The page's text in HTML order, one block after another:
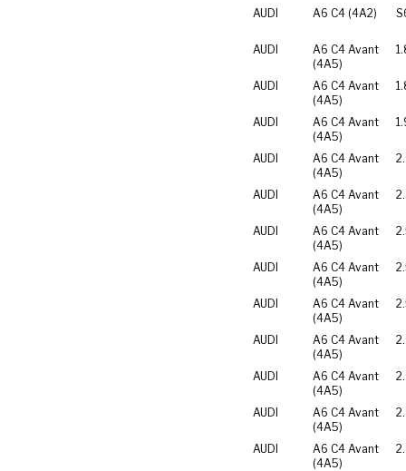
AUDI A6 C4 (4A2)
AUDI
A6 C4 Avant
(4A5)
AUDI
A6 C4 Avant
(4A5)
AUDI
A6 C4 Avant
(4A5)
AUDI
A6 C4 Avant
(4A5)
AUDI
A6 C4 Avant
(4A5)
AUDI
A6 C4 Avant
(4A5)
AUDI
A6 C4 Avant
(4A5)
AUDI
A6 C4 Avant
(4A5)
AUDI
A6 C4 Avant
(4A5)
AUDI
A6 C4 Avant
(4A5)
AUDI
A6 C4 Avant
(4A5)
AUDI
A6 C4 Avant
(4A5)